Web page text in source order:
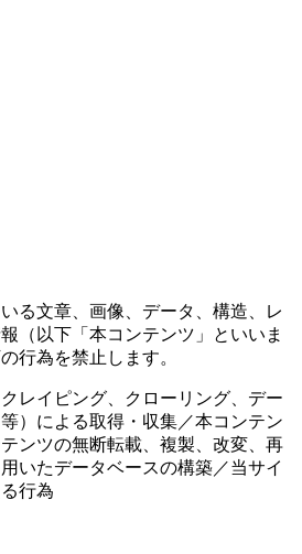
る文章、画像、データ、構造、レ
（以下「本コンテンツ」といいま
行為を禁止します。
レイピング、クローリング、デー
）による取得・収集／本コンテン
ンツの無断転載、複製、改変、再
いたデータベースの構築／当サイ
行為